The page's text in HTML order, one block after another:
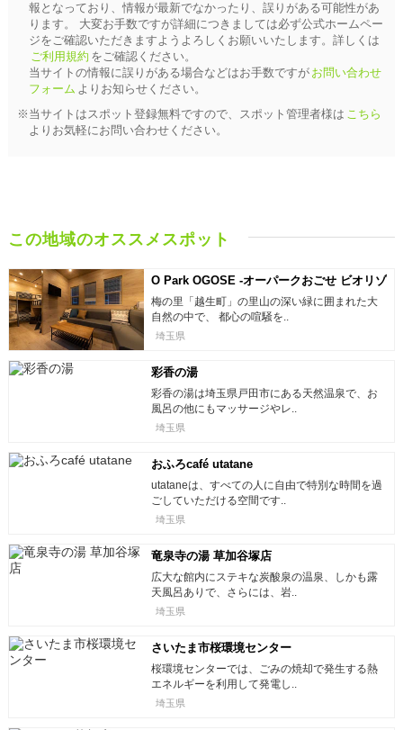
報となっており、情報が最新でなかったり、誤りがある可能性があ
ります。 大変お手数ですが詳細につきましては必ず公式ホームペー
ジをご確認いただきますようよろしくお願いいたします。詳しくは
ご利用規約 をご確認ください。
当サイトの情報に誤りがある場合などはお手数ですが お問い合わせ
フォーム よりお知らせください。
※当サイトはスポット登録無料ですので、スポット管理者様は こちら
よりお気軽にお問い合わせください。
この地域のオススメスポット
O Park OGOSE -オーパークおごせ ビオリゾ
ートホテル&スパ
梅の里「越生町」の里山の深い緑に囲まれた大
自然の中で、 都心の喧騒を..
埼玉県
彩香の湯
彩香の湯は埼玉県戸田市にある天然温泉で、お
風呂の他にもマッサージやレ..
埼玉県
おふろcafé utatane
utataneは、すべての人に自由で特別な時間を過
ごしていただける空間です..
埼玉県
竜泉寺の湯 草加谷塚店
広大な館内にステキな炭酸泉の温泉、しかも露
天風呂ありで、さらには、岩..
埼玉県
さいたま市桜環境センター
桜環境センターでは、ごみの焼却で発生する熱
エネルギーを利用して発電し..
埼玉県